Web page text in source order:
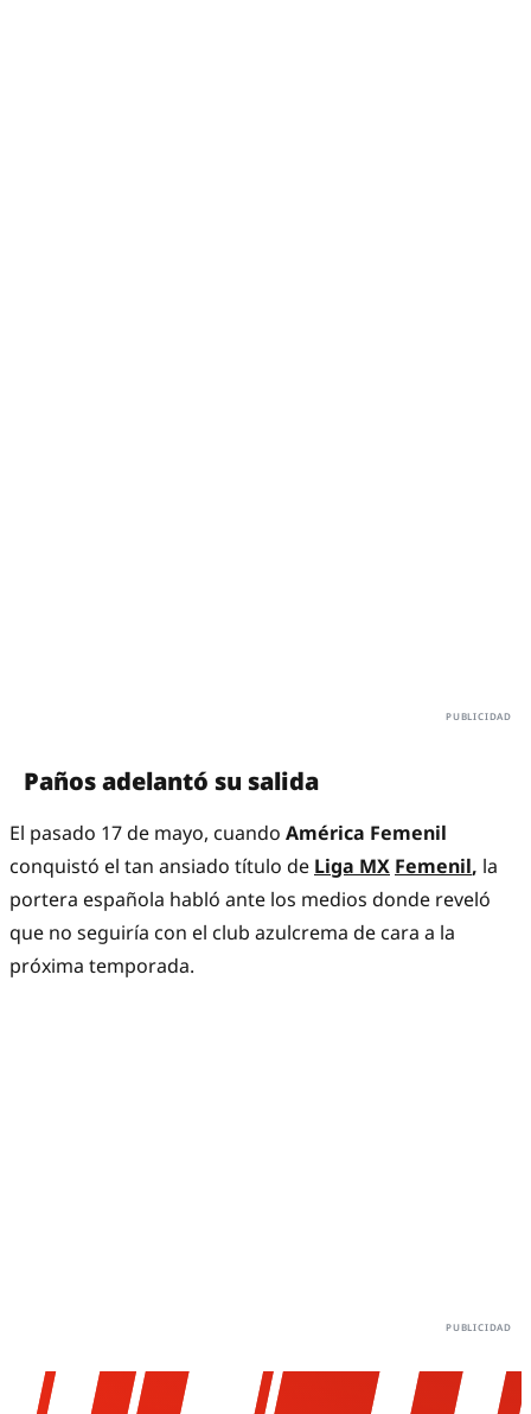
Paños adelantó su salida
El pasado 17 de mayo, cuando América Femenil
conquistó el tan ansiado título de Liga MX Femenil, la
portera española habló ante los medios donde reveló
que no seguiría con el club azulcrema de cara a la
próxima temporada.